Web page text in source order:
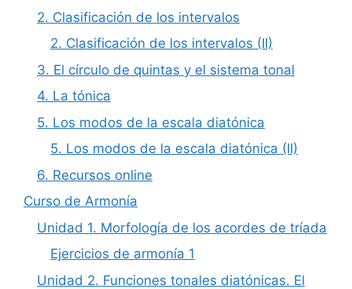
2. Clasificación de los intervalos
2. Clasificación de los intervalos (II)
3. El círculo de quintas y el sistema tonal
4. La tónica
5. Los modos de la escala diatónica
5. Los modos de la escala diatónica (II)
6. Recursos online
Curso de Armonía
Unidad 1. Morfología de los acordes de tríada
Ejercicios de armonía 1
Unidad 2. Funciones tonales diatónicas. El